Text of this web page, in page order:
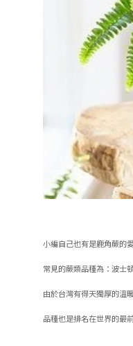
小編自己也有是鹿角蕨的
常見的蕨類品種為：波士
由於台灣有得天獨厚的溫
品種也是排名在世界的最